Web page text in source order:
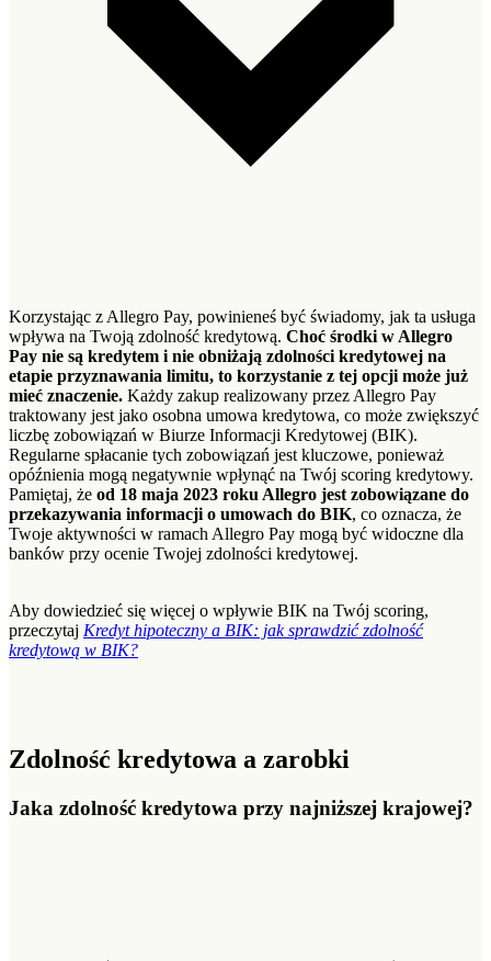
Korzystając z Allegro Pay, powinieneś być świadomy, jak ta usługa
wpływa na Twoją zdolność kredytową. Choć środki w Allegro
Pay nie są kredytem i nie obniżają zdolności kredytowej na
etapie przyznawania limitu, to korzystanie z tej opcji może już
mieć znaczenie. Każdy zakup realizowany przez Allegro Pay
traktowany jest jako osobna umowa kredytowa, co może zwiększyć
liczbę zobowiązań w Biurze Informacji Kredytowej (BIK).
Regularne spłacanie tych zobowiązań jest kluczowe, ponieważ
opóźnienia mogą negatywnie wpłynąć na Twój scoring kredytowy.
Pamiętaj, że od 18 maja 2023 roku Allegro jest zobowiązane do
przekazywania informacji o umowach do BIK, co oznacza, że
Twoje aktywności w ramach Allegro Pay mogą być widoczne dla
banków przy ocenie Twojej zdolności kredytowej.
Aby dowiedzieć się więcej o wpływie BIK na Twój scoring,
przeczytaj Kredyt hipoteczny a BIK: jak sprawdzić zdolność
kredytową w BIK?
Zdolność kredytowa a zarobki
Jaka zdolność kredytowa przy najniższej krajowej?